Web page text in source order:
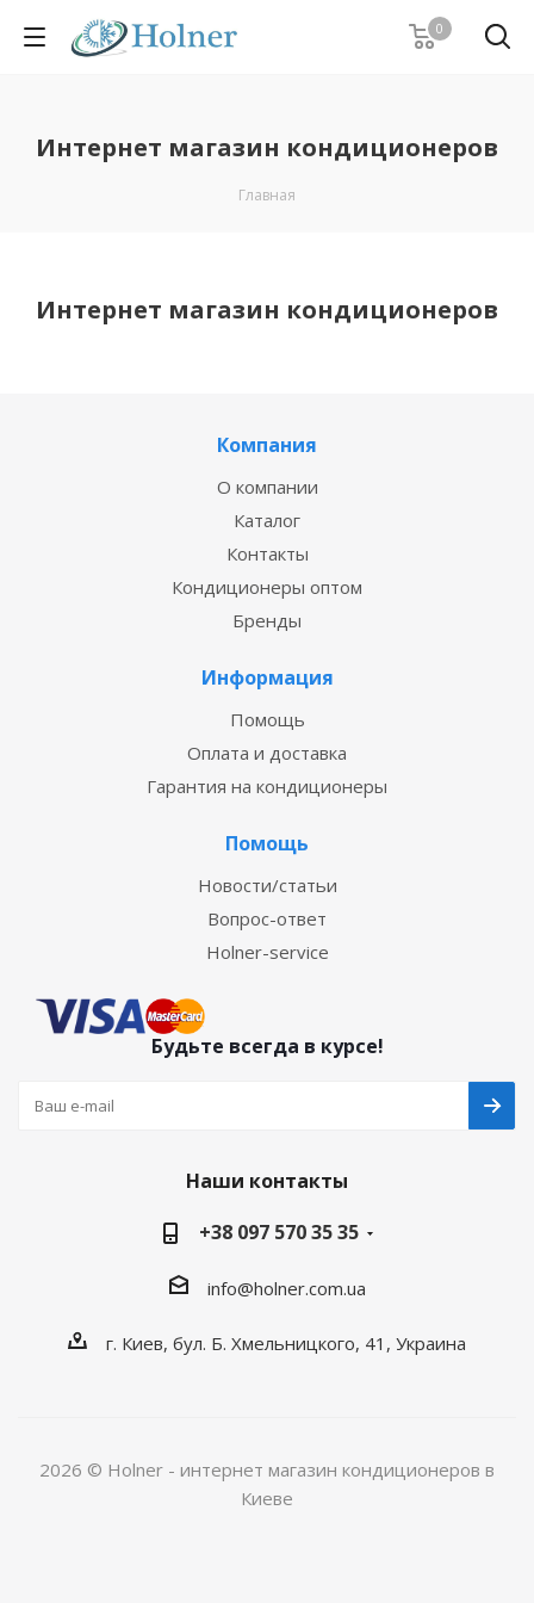
0
Интернет магазин кондиционеров
Главная
Интернет магазин кондиционеров
Компания
О компании
Каталог
Контакты
Кондиционеры оптом
Бренды
Информация
Помощь
Оплата и доставка
Гарантия на кондиционеры
Помощь
Новости/статьи
Вопрос-ответ
Holner-service
Будьте всегда в курсе!
Наши контакты
+38 097 570 35 35
info@holner.com.ua
г. Киев, бул. Б. Хмельницкого, 41, Украина
2026 © Holner - интернет магазин кондиционеров в
Киеве